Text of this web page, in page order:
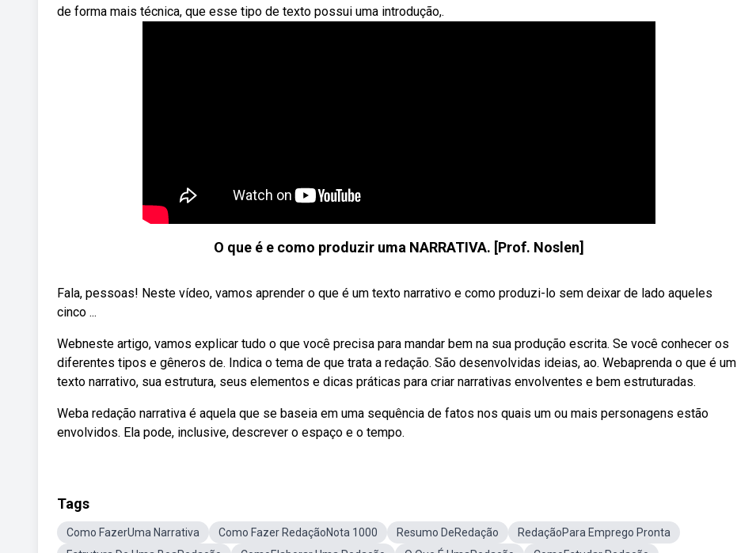
de forma mais técnica, que esse tipo de texto possui uma introdução,.
O que é e como produzir uma NARRATIVA. [Prof. Noslen]
Fala, pessoas! Neste vídeo, vamos aprender o que é um texto narrativo e como produzi-lo sem deixar de lado aqueles
cinco ...
Webneste artigo, vamos explicar tudo o que você precisa para mandar bem na sua produção escrita. Se você conhecer os
diferentes tipos e gêneros de. Indica o tema de que trata a redação. São desenvolvidas ideias, ao. Webaprenda o que é um
texto narrativo, sua estrutura, seus elementos e dicas práticas para criar narrativas envolventes e bem estruturadas.
Weba redação narrativa é aquela que se baseia em uma sequência de fatos nos quais um ou mais personagens estão
envolvidos. Ela pode, inclusive, descrever o espaço e o tempo.
Tags
Como FazerUma Narrativa Como Fazer RedaçãoNota 1000 Resumo DeRedação
RedaçãoPara Emprego Pronta